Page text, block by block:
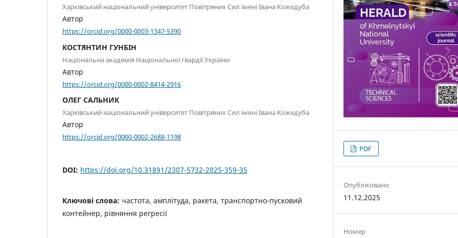
Харківський національний університет Повітряних Сил імені Івана Кожедуба
Автор
https://orcid.org/0000-0003-1347-5390
КОСТЯНТИН ГУНБІН
Національна академія Національної гвардії України
Автор
https://orcid.org/0000-0002-8414-2916
ОЛЕГ САЛЬНИК
Харківський національний університет Повітряних Сил імені Івана Кожедуба
Автор
https://orcid.org/0000-0002-2688-1198
DOI: https://doi.org/10.31891/2307-5732-2025-359-35
Ключові слова: частота, амплітуда, ракета, транспортно-пусковий
контейнер, рівняння регресії
PDF
Опубліковано
11.12.2025
Номер